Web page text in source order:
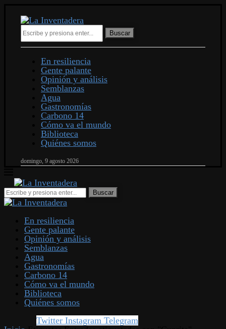
Buscar
En resiliencia
Gente palante
Opinión y análisis
Semblanzas
Agua
Gastronomías
Carbono 14
Cómo va el mundo
Biblioteca
Quiénes somos
domingo, 9 agosto 2026
En resiliencia
Gente palante
Opinión y análisis
Semblanzas
Agua
Gastronomías
Carbono 14
Cómo va el mundo
Biblioteca
Quiénes somos
Twitter Instagram Telegram